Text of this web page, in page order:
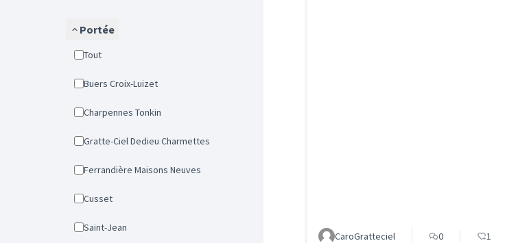
Portée
Tout
Buers Croix-Luizet
Charpennes Tonkin
Gratte-Ciel Dedieu Charmettes
Ferrandière Maisons Neuves
Cusset
Saint-Jean
CaroGratteciel 0 1